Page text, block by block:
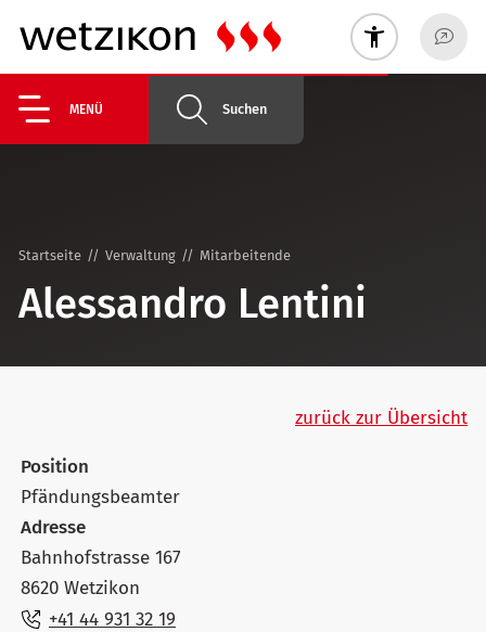
MENÜ Suchen
Startseite Verwaltung Mitarbeitende
Alessandro Lentini
zurück zur Übersicht
Position
Pfändungsbeamter
Adresse
Bahnhofstrasse 167
8620 Wetzikon
+41 44 931 32 19